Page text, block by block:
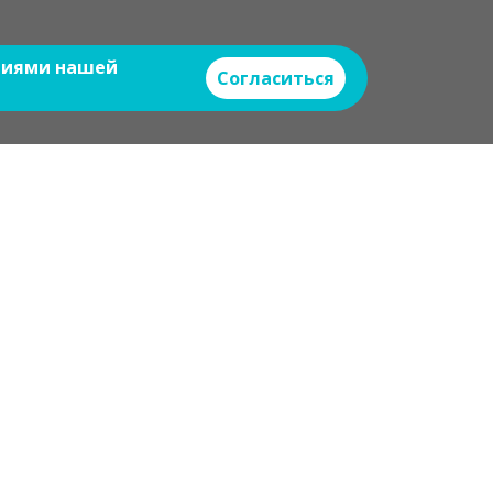
нашей
Согласиться